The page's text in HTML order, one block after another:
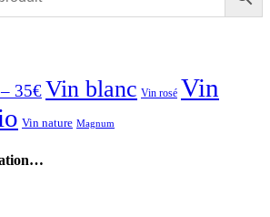
35€Vin blanc Vin rosé Vin
Vin nature Magnum